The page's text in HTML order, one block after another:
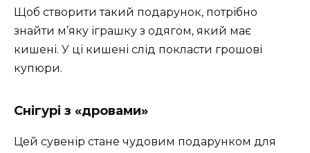
Щоб створити такий подарунок, потрібно
знайти м’яку іграшку з одягом, який має
кишені. У ці кишені слід покласти грошові
купюри.
Снігурі з «дровами»
Цей сувенір стане чудовим подарунком для